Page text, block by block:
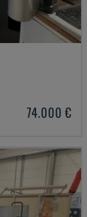
74.000 €